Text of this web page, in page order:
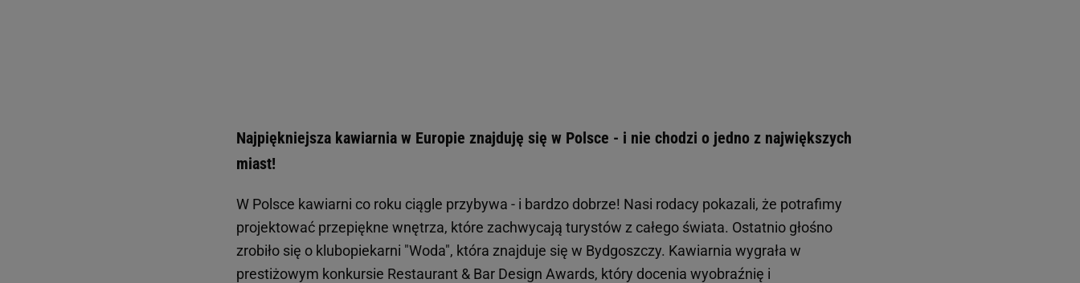
Najpiękniejsza kawiarnia w Europie znajduję się w Polsce - i nie chodzi o jedno z największych
miast!
W Polsce kawiarni co roku ciągle przybywa - i bardzo dobrze! Nasi rodacy pokazali, że potrafimy
projektować przepiękne wnętrza, które zachwycają turystów z całego świata. Ostatnio głośno
zrobiło się o klubopiekarni "Woda", która znajduje się w Bydgoszczy. Kawiarnia wygrała w
prestiżowym konkursie Restaurant & Bar Design Awards, który docenia wyobraźnię i